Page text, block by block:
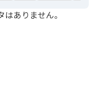
ありません。